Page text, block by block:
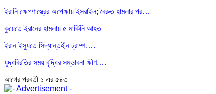
ইরানি ক্ষেপণাস্ত্রের অপেক্ষায় ইসরাইল; বৈরুত হামলার পর…
কুয়েতে ইরানের হামলায় ৫ মার্কিনি আহত
ইরান ইস্যুতে সিদ্ধান্তহীন ট্রাম্প,…
যুদ্ধবিরতির সময় বৃদ্ধির সম্ভাবনা ক্ষীণ,…
আগেরপরবর্তী ১ এর ৫৪৩